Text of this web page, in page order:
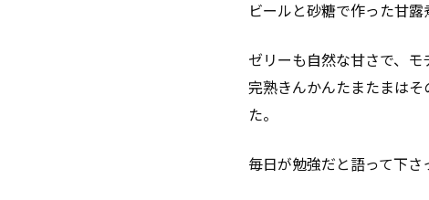
ビールと砂糖で作った甘露
ゼリーも自然な甘さで、モ
完熟きんかんたまたまは
た。
毎日が勉強だと語って下